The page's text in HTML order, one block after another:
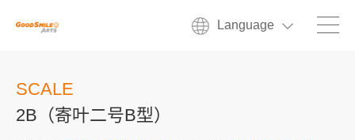
Language
SCALE
2B（寄叶二号B型）